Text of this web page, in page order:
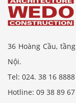
36 Hoàng Cầu,
Nội.
Tel: 024. 38 16 8888
Hotline: 09 38 89